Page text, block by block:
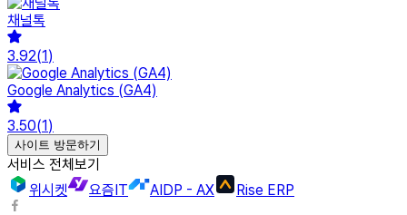
채널톡
3.92(1)
Google Analytics (GA4)
3.50(1)
사이트 방문하기
서비스 전체보기
위시켓
요즘IT AIDP - AX Rise ERP